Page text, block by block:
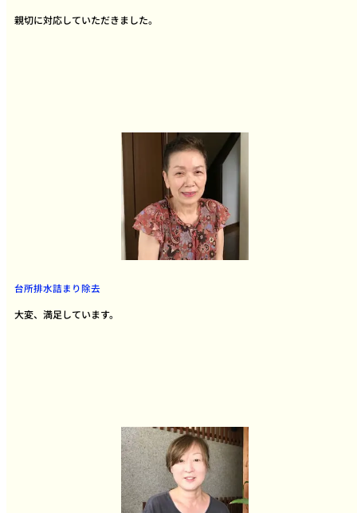
親切に対応していただきました。
台所排水詰まり除去
大変、満足しています。